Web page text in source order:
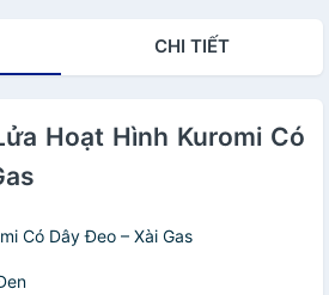
CHI TIẾT
Hoạt Hình Kuromi Có
Có Dây Đeo – Xài Gas